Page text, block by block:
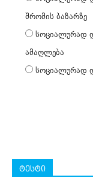
შრომის ბაზარზე
სოციალურად
ამაღლება
სოციალურად
ტესტი